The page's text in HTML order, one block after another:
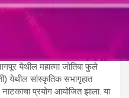
येथील महात्मा जोतिबा फुले
येथील सांस्कृतिक सभागृहात
नाटकाचा प्रयोग आयोजित झाला. या